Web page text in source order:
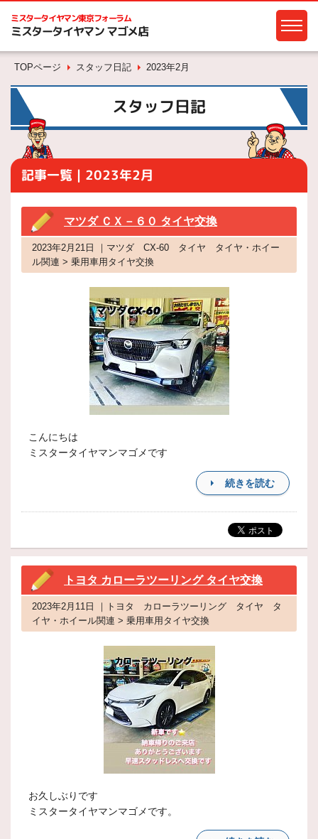
ミスタータイヤマン東京フォーラム
ミスタータイヤマン マゴメ店
TOPページ スタッフ日記 2023年2月
スタッフ日記
記事一覧｜2023年2月
マツダ ＣＸ－６０ タイヤ交換
2023年2月21日 ｜マツダ CX-60 タイヤ タイヤ・ホイー
ル関連 > 乗用車用タイヤ交換
こんにちは
ミスタータイヤマンマゴメです
続きを読む
トヨタ カローラツーリング タイヤ交換
2023年2月11日 ｜トヨタ カローラツーリング タイヤ タ
イヤ・ホイール関連 > 乗用車用タイヤ交換
お久しぶりです
ミスタータイヤマンマゴメです。